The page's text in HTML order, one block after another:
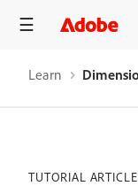
Learn
TUTORIAL ARTICLE